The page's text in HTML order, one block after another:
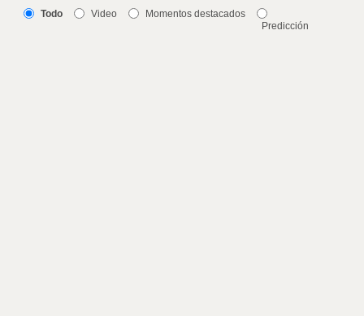
Todo Video
Momentos destacados
Predicción